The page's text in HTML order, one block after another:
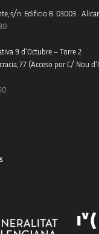
s/n. Edificio B. 03003 ·
9 d’Octubre – Torre 2
77 (Acceso por C/ Nou